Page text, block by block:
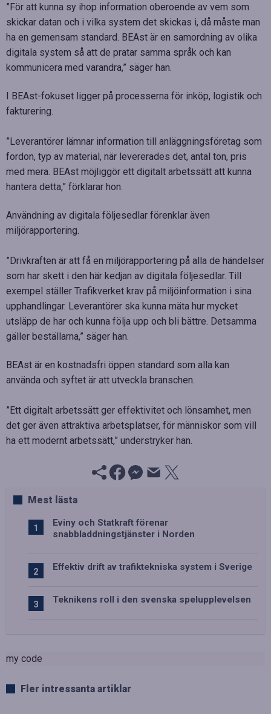
”För att kunna sy ihop information oberoende av vem som
skickar datan och i vilka system det skickas i, då måste man
ha en gemensam standard. BEAst är en samordning av olika
digitala system så att de pratar samma språk och kan
kommunicera med varandra,” säger han.
I BEAst-fokuset ligger på processerna för inköp, logistik och
fakturering.
”Leverantörer lämnar information till anläggningsföretag som
fordon, typ av material, när levererades det, antal ton, pris
med mera. BEAst möjliggör ett digitalt arbetssätt att kunna
hantera detta,” förklarar hon.
Användning av digitala följesedlar förenklar även
miljörapportering.
”Drivkraften är att få en miljörapportering på alla de händelser
som har skett i den här kedjan av digitala följesedlar. Till
exempel ställer Trafikverket krav på miljöinformation i sina
upphandlingar. Leverantörer ska kunna mäta hur mycket
utsläpp de har och kunna följa upp och bli bättre. Detsamma
gäller beställarna,” säger han.
BEAst är en kostnadsfri öppen standard som alla kan
använda och syftet är att utveckla branschen.
”Ett digitalt arbetssätt ger effektivitet och lönsamhet, men
det ger även attraktiva arbetsplatser, för människor som vill
ha ett modernt arbetssätt,” understryker han.
Mest lästa
Eviny och Statkraft förenar
snabbladdningstjänster i Norden
Effektiv drift av trafiktekniska system i Sverige
Teknikens roll i den svenska spelupplevelsen
my code
Fler intressanta artiklar